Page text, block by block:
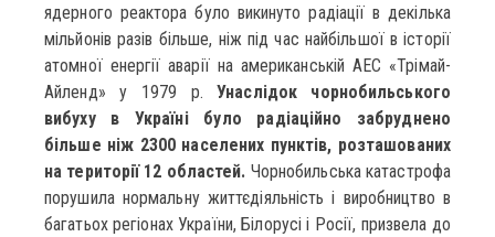
ядерного реактора було викинуто радіації в декілька
мільйонів разів більше, ніж під час найбільшої в історії
атомної енергії аварії на американській АЕС «Трімай-
Айленд» у 1979 р.Унаслідок чорнобильського
вибуху в Україні було радіаційно забруднено
більше ніж 2300 населених пунктів, розташованих
на території 12 областей. Чорнобильська катастрофа
порушила нормальну життєдіяльність і виробництво в
багатьох регіонах України, Білорусі і Росії, призвела до